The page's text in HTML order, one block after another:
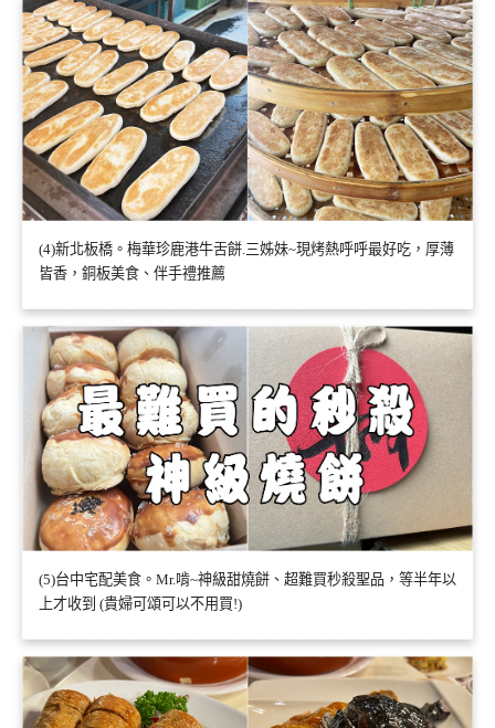
(4)新北板橋。梅華珍鹿港牛舌餅.三姊妹~現烤熱呼呼最好吃，厚薄
皆香，銅板美食、伴手禮推薦
(5)台中宅配美食。Mr.啃~神級甜燒餅、超難買秒殺聖品，等半年以
上才收到 (貴婦可頌可以不用買!)